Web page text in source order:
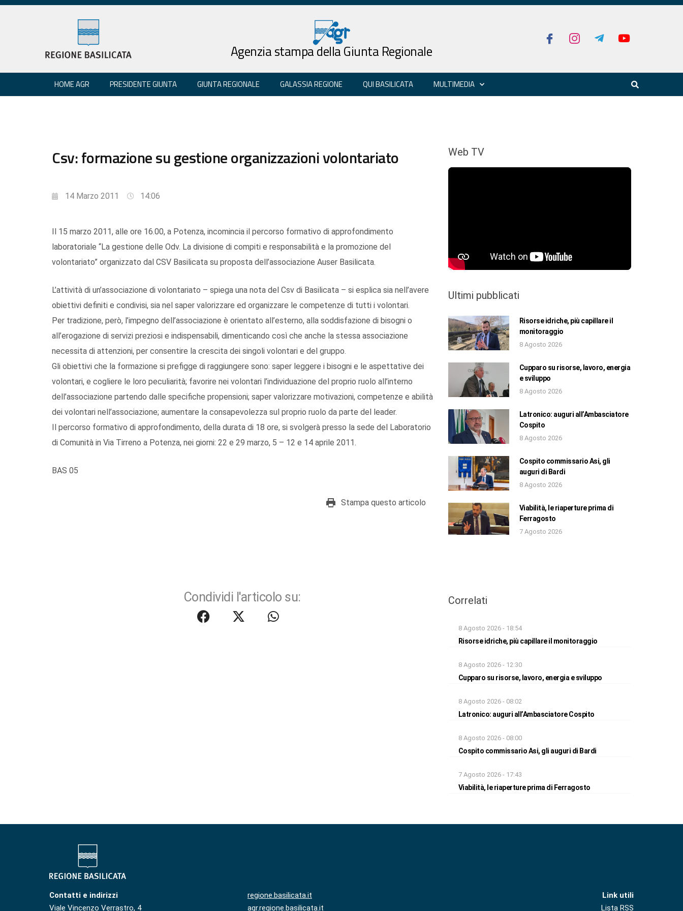
Agenzia stampa della Giunta Regionale
HOME AGR PRESIDENTE GIUNTA GIUNTA REGIONALE GALASSIA REGIONE QUI BASILICATA MULTIMEDIA
Csv: formazione su gestione organizzazioni volontariato
14 Marzo 2011 14:06
Il 15 marzo 2011, alle ore 16.00, a Potenza, incomincia il percorso formativo di approfondimento
laboratoriale “La gestione delle Odv. La divisione di compiti e responsabilità e la promozione del
volontariato” organizzato dal CSV Basilicata su proposta dell’associazione Auser Basilicata.
L’attività di un’associazione di volontariato – spiega una nota del Csv di Basilicata – si esplica sia nell’avere
obiettivi definiti e condivisi, sia nel saper valorizzare ed organizzare le competenze di tutti i volontari.
Per tradizione, però, l’impegno dell’associazione è orientato all’esterno, alla soddisfazione di bisogni o
all’erogazione di servizi preziosi e indispensabili, dimenticando così che anche la stessa associazione
necessita di attenzioni, per consentire la crescita dei singoli volontari e del gruppo.
Gli obiettivi che la formazione si prefigge di raggiungere sono: saper leggere i bisogni e le aspettative dei
volontari, e cogliere le loro peculiarità; favorire nei volontari l’individuazione del proprio ruolo all’interno
dell’associazione partendo dalle specifiche propensioni; saper valorizzare motivazioni, competenze e abilità
dei volontari nell’associazione; aumentare la consapevolezza sul proprio ruolo da parte del leader.
Il percorso formativo di approfondimento, della durata di 18 ore, si svolgerà presso la sede del Laboratorio
di Comunità in Via Tirreno a Potenza, nei giorni: 22 e 29 marzo, 5 – 12 e 14 aprile 2011.
BAS 05
Stampa questo articolo
Condividi l'articolo su:
Web TV
Ultimi pubblicati
Risorse idriche, più capillare il
monitoraggio
8 Agosto 2026
Cupparo su risorse, lavoro, energia
e sviluppo
8 Agosto 2026
Latronico: auguri all’Ambasciatore
Cospito
8 Agosto 2026
Cospito commissario Asi, gli
auguri di Bardi
8 Agosto 2026
Viabilità, le riaperture prima di
Ferragosto
7 Agosto 2026
Correlati
8 Agosto 2026 - 18:54
Risorse idriche, più capillare il monitoraggio
8 Agosto 2026 - 12:30
Cupparo su risorse, lavoro, energia e sviluppo
8 Agosto 2026 - 08:02
Latronico: auguri all’Ambasciatore Cospito
8 Agosto 2026 - 08:00
Cospito commissario Asi, gli auguri di Bardi
7 Agosto 2026 - 17:43
Viabilità, le riaperture prima di Ferragosto
Contatti e indirizzi
Viale Vincenzo Verrastro, 4
regione.basilicata.it
agr.regione.basilicata.it
Link utili
Lista RSS